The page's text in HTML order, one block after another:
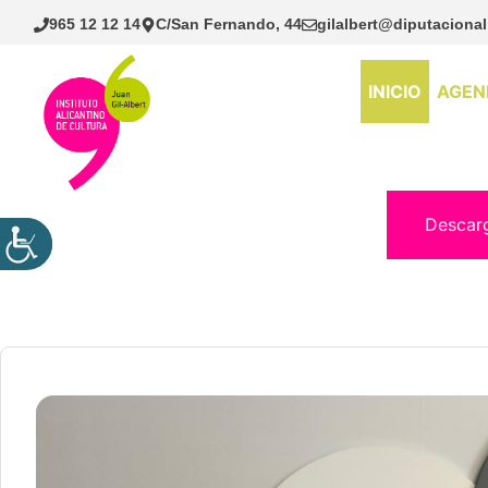
Saltar
965 12 12 14 C/San Fernando, 44
INICIO